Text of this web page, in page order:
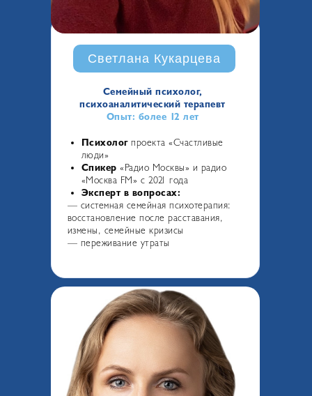
Психологпроекта «Счастливые
люди»
Спикер «Радио Москвы» и радио
«Москва FM» с 2021 года
Эксперт в вопросах:
— системная семейная психотерапия:
восстановление после расставания,
измены, семейные кризисы
— переживание утраты
Светлана Кукарцева
Семейный психолог,
психоаналитический терапевт
Опыт: более 12 лет